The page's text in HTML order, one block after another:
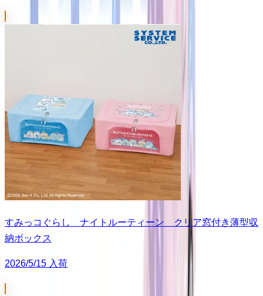
すみっコぐらし ナイトルーティーン クリア窓付き薄型収
納ボックス
2026/5/15 入荷